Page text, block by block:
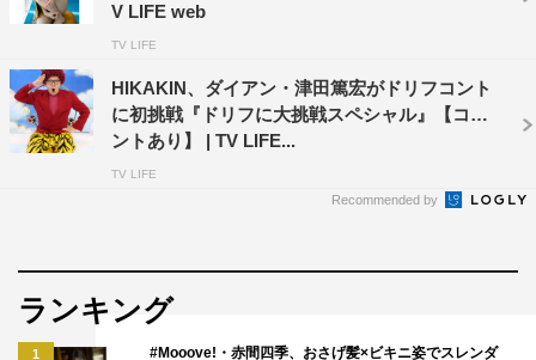
V LIFE web
TV LIFE
HIKAKIN、ダイアン・津田篤宏がドリフコント
に初挑戦『ドリフに大挑戦スペシャル』【コメ
ントあり】 | TV LIFE...
TV LIFE
Recommended by
ランキング
1
#Mooove!・赤間四季、おさげ髪×ビキニ姿でスレンダ